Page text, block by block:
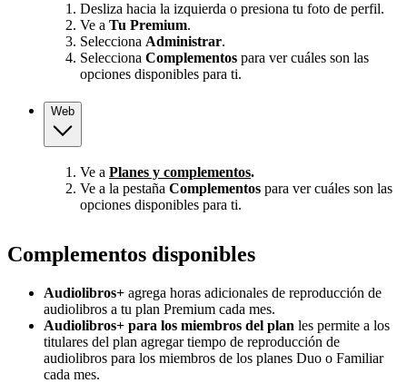
Desliza hacia la izquierda o presiona tu foto de perfil.
Ve a Tu Premium.
Selecciona Administrar.
Selecciona Complementos para ver cuáles son las
opciones disponibles para ti.
Web
Ve a Planes y complementos.
Ve a la pestaña Complementos para ver cuáles son las
opciones disponibles para ti.
Complementos disponibles
Audiolibros+ agrega horas adicionales de reproducción de
audiolibros a tu plan Premium cada mes.
Audiolibros+ para los miembros del plan les permite a los
titulares del plan agregar tiempo de reproducción de
audiolibros para los miembros de los planes Duo o Familiar
cada mes.